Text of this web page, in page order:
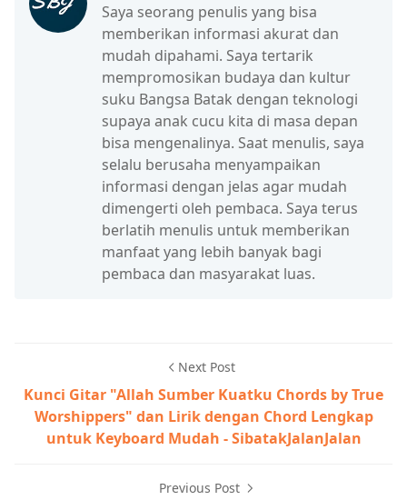
Saya seorang penulis yang bisa
memberikan informasi akurat dan
mudah dipahami. Saya tertarik
mempromosikan budaya dan kultur
suku Bangsa Batak dengan teknologi
supaya anak cucu kita di masa depan
bisa mengenalinya. Saat menulis, saya
selalu berusaha menyampaikan
informasi dengan jelas agar mudah
dimengerti oleh pembaca. Saya terus
berlatih menulis untuk memberikan
manfaat yang lebih banyak bagi
pembaca dan masyarakat luas.
Next Post
Kunci Gitar "Allah Sumber Kuatku Chords by True
Worshippers" dan Lirik dengan Chord Lengkap
untuk Keyboard Mudah - SibatakJalanJalan
Previous Post